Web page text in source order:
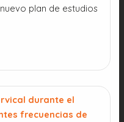
plan de estudios
durante el
frecuencias de